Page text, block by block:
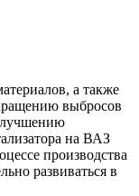
а также
выбросов
на ВАЗ
производства
развиваться в